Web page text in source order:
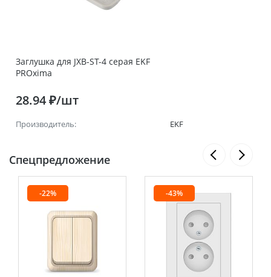
Заглушка для JXB-ST-4 серая EKF
PROxima
28.94 ₽/шт
Производитель: EKF
Спецпредложение
-22% -43%